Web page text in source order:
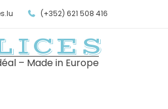
(+352) 621 508 416
– Made in Europe